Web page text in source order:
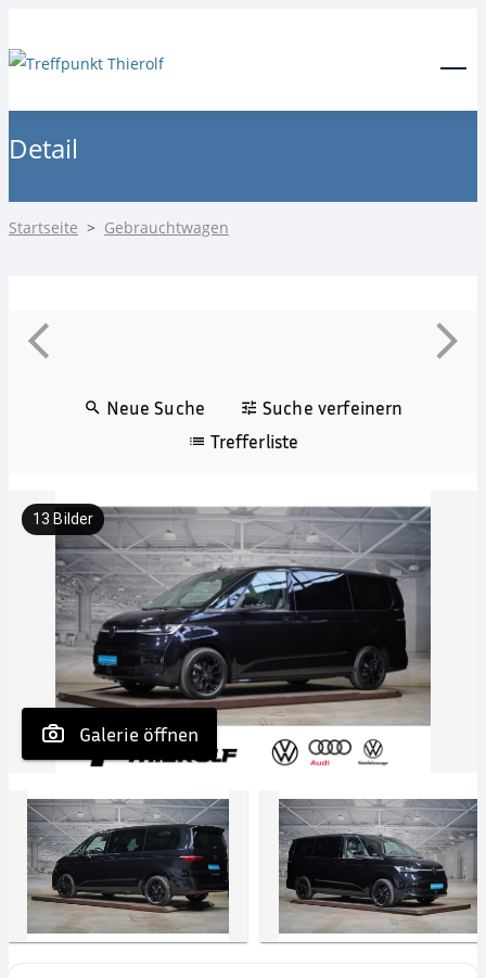
Detail
Startseite > Gebrauchtwagen
Neue Suche
Suche verfeinern
Trefferliste
Galerie öffnen
13 Bilder